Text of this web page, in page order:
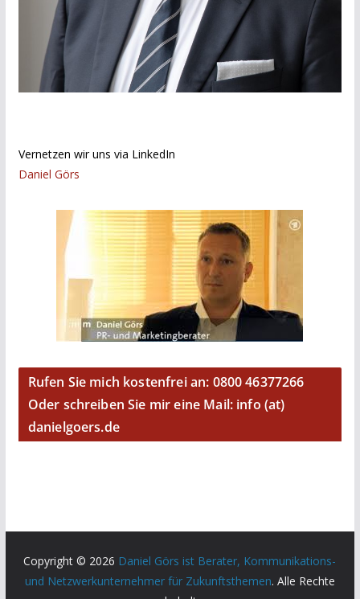
Vernetzen wir uns via LinkedIn
Daniel Görs
Rufen Sie mich kostenfrei an: 0800 46377266
Oder schreiben Sie mir eine Mail: info (at)
danielgoers.de
Copyright © 2026 Daniel Görs ist Berater, Kommunikations-
und Netzwerkunternehmer für Zukunftsthemen. Alle Rechte